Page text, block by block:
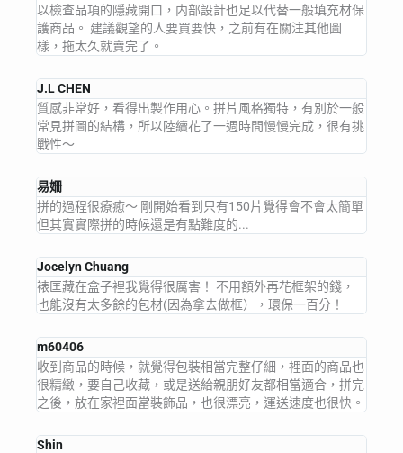
以檢查品項的隱藏開口，内部設計也足以代替一般填充材保
護商品。 建議觀望的人要買要快，之前有在關注其他圖
樣，拖太久就賣完了。
J.L CHEN
質感非常好，看得出製作用心。拼片風格獨特，有別於一般
常見拼圖的結構，所以陸續花了一週時間慢慢完成，很有挑
戰性～
易姍
拼的過程很療癒～ 剛開始看到只有150片覺得會不會太簡單
但其實實際拼的時候還是有點難度的...
Jocelyn Chuang
裱匡藏在盒子裡我覺得很厲害！ 不用額外再花框架的錢，
也能沒有太多餘的包材(因為拿去做框），環保一百分！
m60406
收到商品的時候，就覺得包裝相當完整仔細，裡面的商品也
很精緻，要自己收藏，或是送給親朋好友都相當適合，拼完
之後，放在家裡面當裝飾品，也很漂亮，運送速度也很快。
Shin